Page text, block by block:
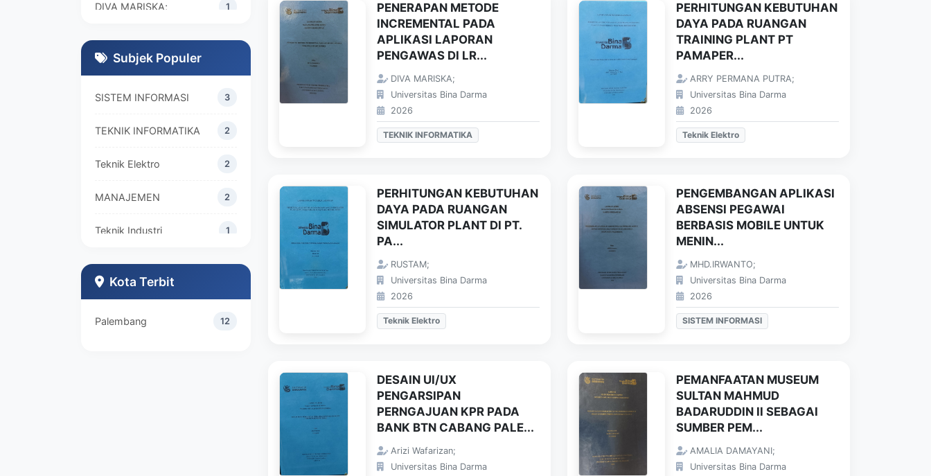
DIVA MARISKA; 1
Subjek Populer
SISTEM INFORMASI 3
TEKNIK INFORMATIKA 2
Teknik Elektro 2
MANAJEMEN 2
Teknik Industri 1
Kota Terbit
Palembang 12
PENERAPAN METODE
INCREMENTAL PADA
APLIKASI LAPORAN
PENGAWAS DI LR...
DIVA MARISKA;
Universitas Bina Darma
2026
TEKNIK INFORMATIKA
PERHITUNGAN KEBUTUHAN
DAYA PADA RUANGAN
TRAINING PLANT PT
PAMAPER...
ARRY PERMANA PUTRA;
Universitas Bina Darma
2026
Teknik Elektro
PERHITUNGAN KEBUTUHAN
DAYA PADA RUANGAN
SIMULATOR PLANT DI PT.
PA...
RUSTAM;
Universitas Bina Darma
2026
Teknik Elektro
PENGEMBANGAN APLIKASI
ABSENSI PEGAWAI
BERBASIS MOBILE UNTUK
MENIN...
MHD.IRWANTO;
Universitas Bina Darma
2026
SISTEM INFORMASI
DESAIN UI/UX
PENGARSIPAN
PERNGAJUAN KPR PADA
BANK BTN CABANG PALE...
Arizi Wafarizan;
Universitas Bina Darma
PEMANFAATAN MUSEUM
SULTAN MAHMUD
BADARUDDIN II SEBAGAI
SUMBER PEM...
AMALIA DAMAYANI;
Universitas Bina Darma